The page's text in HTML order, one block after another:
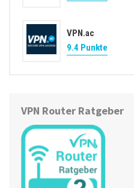
VPN.ac
9.4 Punkte
VPN Router Ratgeber